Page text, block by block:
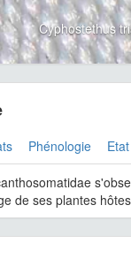
Cyphostethus
Phénologie
de ses plantes